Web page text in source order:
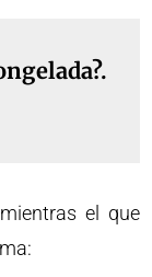
el que